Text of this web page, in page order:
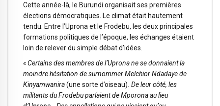
Cette année-là, le Burundi organisait ses premières
élections démocratiques. Le climat était hautement
tendu. Entre l’Uprona et le Frodebu, les deux principales
formations politiques de l’époque, les échanges étaient
loin de relever du simple débat d’idées.
« Certains des membres de l’Uprona ne se donnaient la
moindre hésitation de surnommer Melchior Ndadaye de
Kinyamwanira(une sorte d’oiseau) . De leur côté, les
militants du Frodebu parlaient de Mporona au lieu